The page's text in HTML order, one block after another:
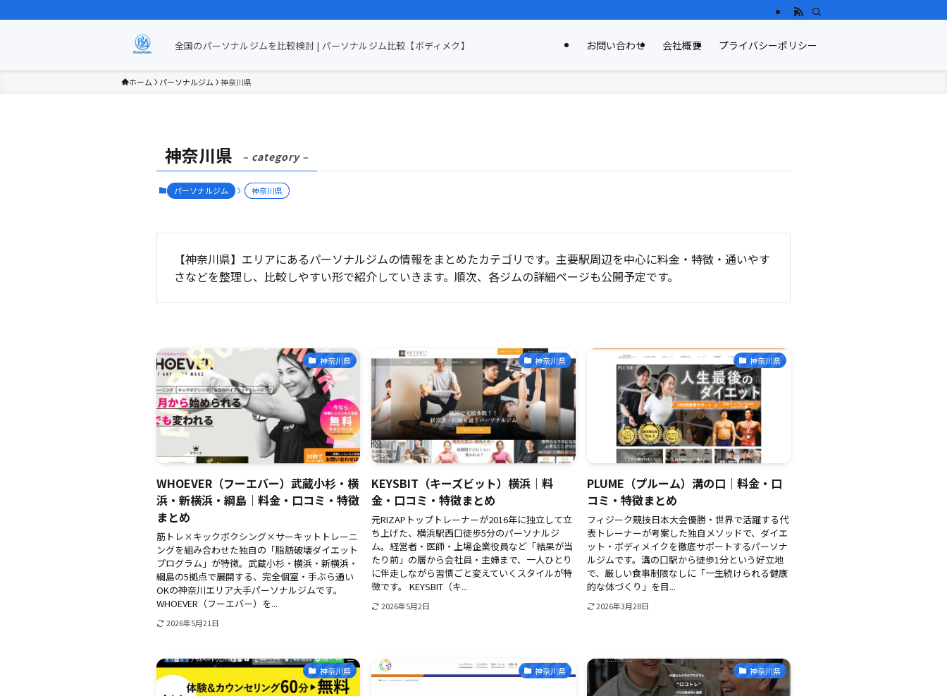
全国のパーソナルジムを比較検討 | パーソナルジム比較【ボディメク】 お問い合わせ 会社概要 プライバシーポリシー
ホーム パーソナルジム 神奈川県
神奈川県 – category –
パーソナルジム 神奈川県
【神奈川県】エリアにあるパーソナルジムの情報をまとめたカテゴリです。主要駅周辺を中心に料金・特徴・通いやす
さなどを整理し、比較しやすい形で紹介していきます。順次、各ジムの詳細ページも公開予定です。
神奈川県
WHOEVER（フーエバー）武蔵小杉・横
浜・新横浜・綱島｜料金・口コミ・特徴
まとめ
筋トレ×キックボクシング×サーキットトレーニ
ングを組み合わせた独自の「脂肪破壊ダイエット
プログラム」が特徴。武蔵小杉・横浜・新横浜・
綱島の5拠点で展開する、完全個室・手ぶら通い
OKの神奈川エリア大手パーソナルジムです。
WHOEVER（フーエバー）を...
2026年5月21日
神奈川県
KEYSBIT（キーズビット）横浜｜料
金・口コミ・特徴まとめ
元RIZAPトップトレーナーが2016年に独立して立
ち上げた、横浜駅西口徒歩5分のパーソナルジ
ム。経営者・医師・上場企業役員など「結果が当
たり前」の層から会社員・主婦まで、一人ひとり
に伴走しながら習慣ごと変えていくスタイルが特
徴です。 KEYSBIT（キ...
2026年5月2日
神奈川県
PLUME（プルーム）溝の口｜料金・口
コミ・特徴まとめ
フィジーク競技日本大会優勝・世界で活躍する代
表トレーナーが考案した独自メソッドで、ダイエ
ット・ボディメイクを徹底サポートするパーソナ
ルジムです。溝の口駅から徒歩1分という好立地
で、厳しい食事制限なしに「一生続けられる健康
的な体づくり」を目...
2026年3月28日
神奈川県 神奈川県 神奈川県